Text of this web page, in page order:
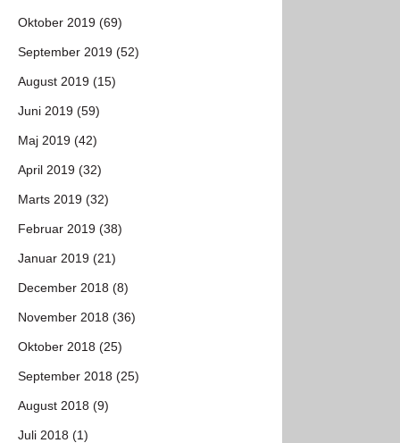
Oktober 2019 (69)
September 2019 (52)
August 2019 (15)
Juni 2019 (59)
Maj 2019 (42)
April 2019 (32)
Marts 2019 (32)
Februar 2019 (38)
Januar 2019 (21)
December 2018 (8)
November 2018 (36)
Oktober 2018 (25)
September 2018 (25)
August 2018 (9)
Juli 2018 (1)